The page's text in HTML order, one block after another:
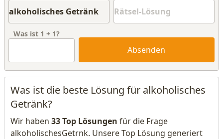
Was ist 1 + 1?
Absenden
Was ist die beste Lösung für alkoholisches
Getränk?
Wir haben 33 Top Lösungen für die Frage
alkoholischesGetrnk. Unsere Top Lösung generiert